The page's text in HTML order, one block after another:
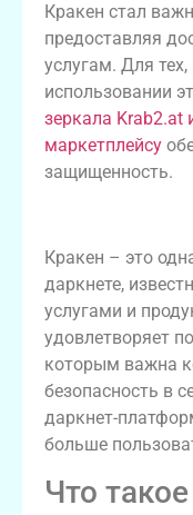
Кракен стал
предоставляя
услугам. Для
использовании
зеркала Krab2.at
маркетплейсу
защищенность.
Кракен – это
даркнете,
услугами и
удовлетворяет
которым важна
безопасность в
даркнет-
больше
Что